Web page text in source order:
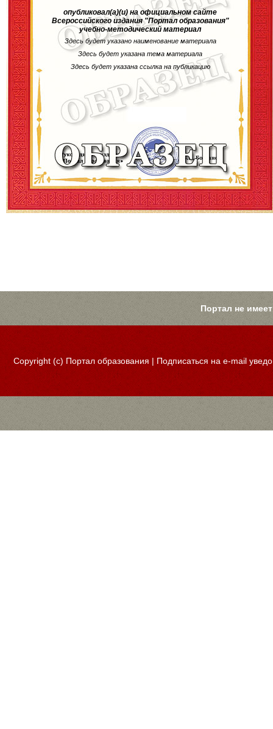
опубликовал(а)(и) на официальном сайте
Всероссийского издания "Портал образования"
учебно-методический материал
Здесь будет указано наименование материала
Здесь будет указана тема материала
Здесь будет указана ссылка на публикацию
Портал не
Copyright (c) Портал образования | Подписаться на e-mail